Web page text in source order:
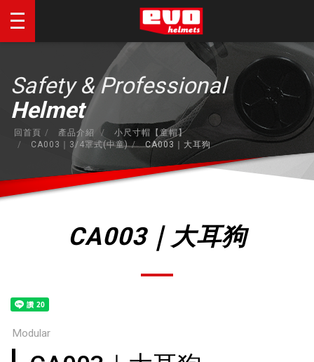
Safety & Professional
Helmet
回首頁 產品介紹
小尺寸帽【童帽】
CA003｜3/4罩式(中童)
CA003｜大耳狗
CA003｜大耳狗
Modular